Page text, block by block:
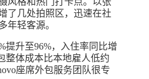
了几处拍照区，迅速在社
年轻客源。
提升至96%，入住率同比增
整体成本比本地雇人低约
座席外包服务团队很专